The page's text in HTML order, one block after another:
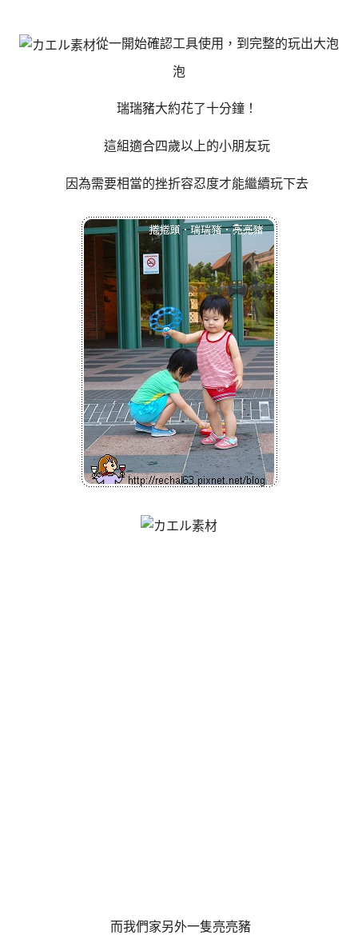
從一開始確認工具使用， 到完整的玩出大泡
泡
瑞瑞豬大約花了十分鐘！
這組適合四歲以上的小朋友玩
因為需要相當的挫折容忍度才能繼續玩下去
而我們家另外一隻亮亮豬